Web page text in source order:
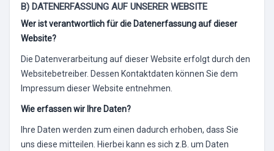
B) DATENERFASSUNG AUF UNSERER WEBSITE
Wer ist verantwortlich für die Datenerfassung auf dieser
Website?
Die Datenverarbeitung auf dieser Website erfolgt durch den
Websitebetreiber. Dessen Kontaktdaten können Sie dem
Impressum dieser Website entnehmen.
Wie erfassen wir Ihre Daten?
Ihre Daten werden zum einen dadurch erhoben, dass Sie
uns diese mitteilen. Hierbei kann es sich z.B. um Daten